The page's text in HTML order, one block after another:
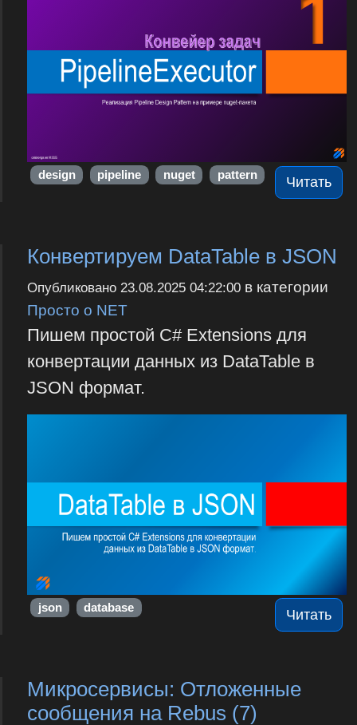
Читать
design pipeline nuget pattern
Конвертируем DataTable в JSON
Опубликовано 23.08.2025 04:22:00в категории
Просто о NET
Пишем простой C# Extensions для
конвертации данных из DataTable в
JSON формат.
Читать
json database
Микросервисы: Отложенные
сообщения на Rebus (7)